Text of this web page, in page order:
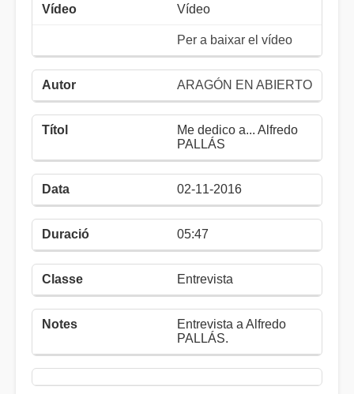
Vídeo
Per a baixar el vídeo
ARAGÓN EN ABIERTO
Me dedico a... Alfredo
PALLÁS
02-11-2016
05:47
Entrevista
Entrevista a Alfredo
PALLÁS.